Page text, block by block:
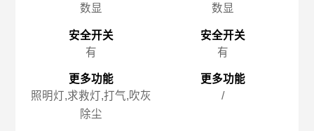
数显
安全开关
有
更多功能
照明灯,求救灯,打气,吹灰
除尘
数显
安全开关
有
更多功能
/